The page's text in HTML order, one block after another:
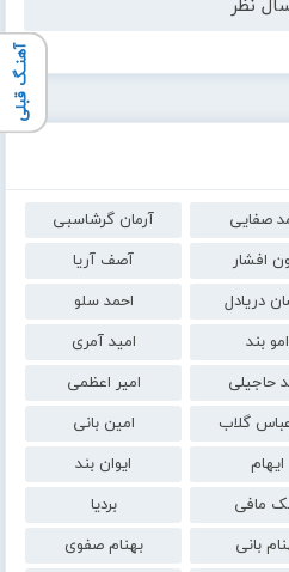
صفایی
آرمان گرشاسبی
افشار
آصف آریا
دریادل
احمد سلو
امو بند
امید آمری
حاجیلی
امیر اعظمی
گلاب
امین بانی
ایهام
ایوان بند
مافی
بردیا
بانی
بهنام صفوی
آهنـگ قبلی